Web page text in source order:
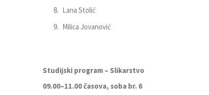
Lana Stolić
Milica Jovanović
Studijski program – Slikarstvo
09.00–11.00 časova, soba br. 6